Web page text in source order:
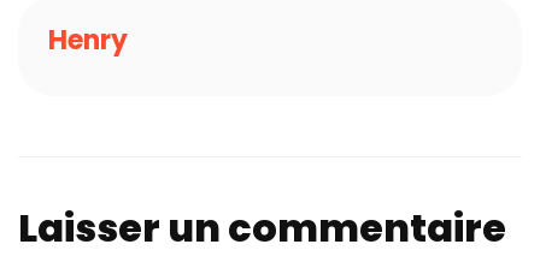
Henry
Laisser un commentaire